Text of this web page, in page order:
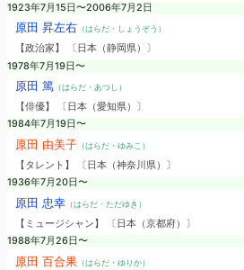
1923年7月15日〜2006年7月2日
原田 昇左右 （はらだ・しょうぞう）
【政治家】 〔日本（静岡県）〕
1978年7月19日〜
原田 篤（はらだ・あつし）
【俳優】 〔日本（愛知県）〕
1984年7月19日〜
原田 由美子（はらだ・ゆみこ）
【タレント】 〔日本（神奈川県）〕
1936年7月20日〜
原田 忠幸（はらだ・ただゆき）
【ミュージシャン】 〔日本（京都府）〕
1988年7月26日〜
原田 百合果（はらだ・ゆりか）